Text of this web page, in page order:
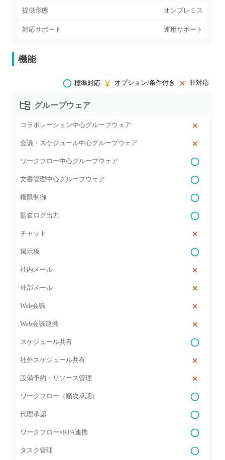
提供形態 オンプレミス
対応サポート 運用サポート
機能
標準対応 オプション/条件付き 非対応
グループウェア
コラボレーション中心グループウェア
会議・スケジュール中心グループウェア
ワークフロー中心グループウェア
文書管理中心グループウェア
権限制御
監査ログ出力
チャット
掲示板
社内メール
外部メール
Web会議
Web会議連携
スケジュール共有
社外スケジュール共有
設備予約・リソース管理
ワークフロー（順次承認）
代理承認
ワークフロー×RPA連携
タスク管理